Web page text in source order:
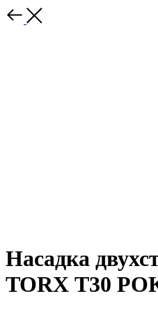
Насадка
TORX Т30